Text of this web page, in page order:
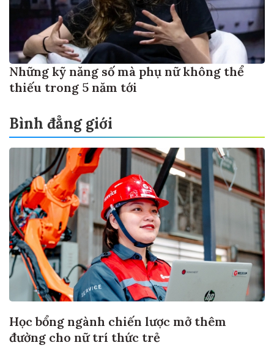
Những kỹ năng số mà phụ nữ không thể
thiếu trong 5 năm tới
Bình đẳng giới
Học bổng ngành chiến lược mở thêm
đường cho nữ trí thức trẻ